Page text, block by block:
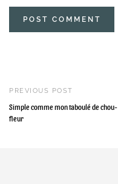
PREVIOUS POST
Simple comme mon taboulé de chou-
fleur